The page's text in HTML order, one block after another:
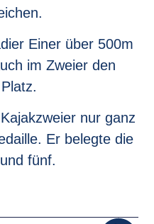
Einer über 500m
im Zweier den
nur ganz
Er belegte die
fünf.